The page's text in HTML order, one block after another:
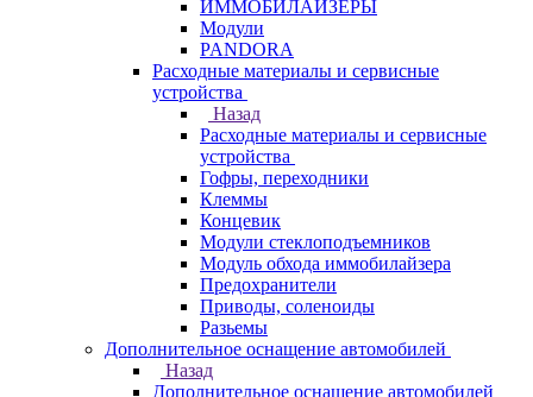
ИММОБИЛАЙЗЕРЫ
Модули
PANDORA
Расходные материалы и сервисные
устройства
Назад
Расходные материалы и сервисные
устройства
Гофры, переходники
Клеммы
Концевик
Модули стеклоподъемников
Модуль обхода иммобилайзера
Предохранители
Приводы, соленоиды
Разьемы
Дополнительное оснащение автомобилей
Назад
Дополнительное оснащение автомобилей